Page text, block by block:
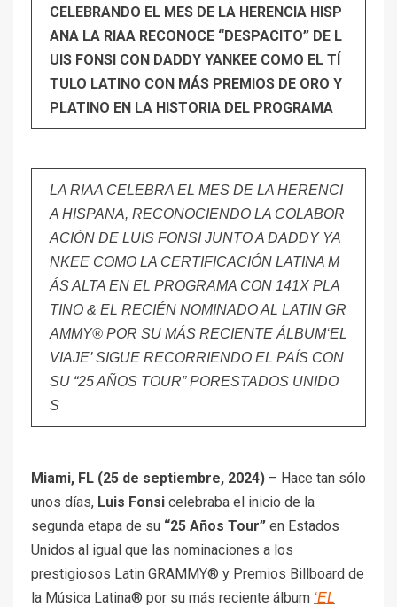
CELEBRANDO EL MES DE LA HERENCIA HISP
ANA LA RIAA RECONOCE “DESPACITO” DE L
UIS FONSI CON DADDY YANKEE COMO EL TÍ
TULO LATINO CON MÁS PREMIOS DE ORO Y
PLATINO EN LA HISTORIA DEL PROGRAMA
LA RIAA CELEBRA EL MES DE LA HERENCI
A HISPANA, RECONOCIENDO LA COLABOR
ACIÓN DE LUIS FONSI JUNTO A DADDY YA
NKEE COMO LA CERTIFICACIÓN LATINA M
ÁS ALTA EN EL PROGRAMA CON 141X PLA
TINO & EL RECIÉN NOMINADO AL LATIN GR
AMMY® POR SU MÁS RECIENTE ÁLBUM‘EL
VIAJE’ SIGUE RECORRIENDO EL PAÍS CON
SU “25 AÑOS TOUR” PORESTADOS UNIDO
S
Miami, FL (25 de septiembre, 2024) – Hace tan sólo
unos días, Luis Fonsi celebraba el inicio de la
segunda etapa de su “25 Años Tour” en Estados
Unidos al igual que las nominaciones a los
prestigiosos Latin GRAMMY® y Premios Billboard de
la Música Latina® por su más reciente álbum ‘EL